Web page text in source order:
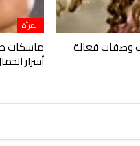
وصفات فعالة
المرأة
ماسكات
أسرار